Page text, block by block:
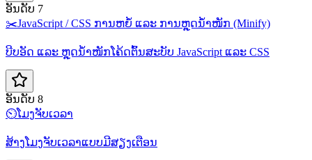
ອັນດັບ 7
✂️JavaScript / CSS ການຫຍໍ້ ແລະ ການຫຼຸດນ້ຳໜັກ (Minify)
ບີບອັດ ແລະ ຫຼຸດນ້ຳໜັກໂຄ້ດຕົ້ນສະບັບ JavaScript ແລະ CSS
ອັນດັບ 8
⏲️ໂມງຈັບເວລາ
ສ້າງໂມງຈັບເວລາແບບມີສຽງເຕືອນ